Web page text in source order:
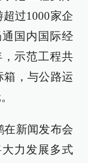
过1000家企
国内国际经
示范工程共
箱，与公路运
在新闻发布会
大力发展多式